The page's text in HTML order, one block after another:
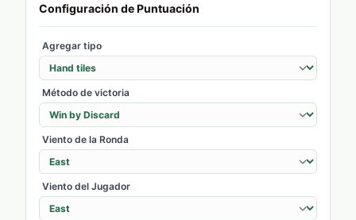
Configuración de Puntuación
Agregar tipo
Método de victoria
Viento de la Ronda
Viento del Jugador